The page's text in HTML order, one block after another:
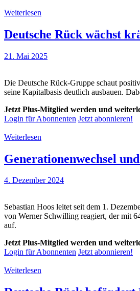
Weiterlesen
Deutsche Rück wächst
21. Mai 2025
Die Deutsche Rück-Gruppe schaut
seine Kapitalbasis deutlich ausbauen.
Jetzt Plus-Mitglied werden und
Login für Abonnenten Jetzt abonnieren!
Weiterlesen
Generationenwechsel
4. Dezember 2024
Sebastian Hoos leitet seit dem 1.
von Werner Schwilling reagiert, der mit
auf.
Jetzt Plus-Mitglied werden und
Login für Abonnenten Jetzt abonnieren!
Weiterlesen